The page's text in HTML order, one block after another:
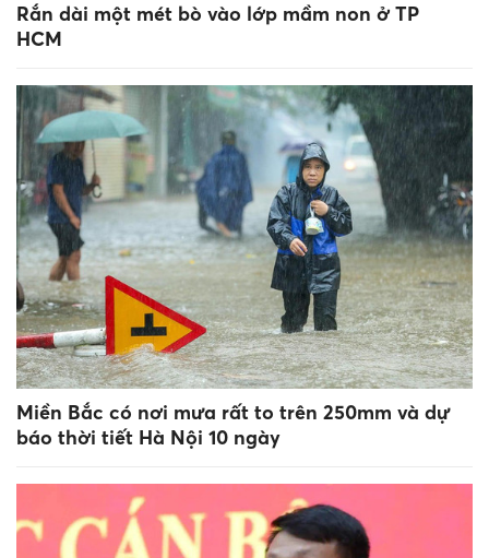
Rắn dài một mét bò vào lớp mầm non ở TP
HCM
Miền Bắc có nơi mưa rất to trên 250mm và dự
báo thời tiết Hà Nội 10 ngày